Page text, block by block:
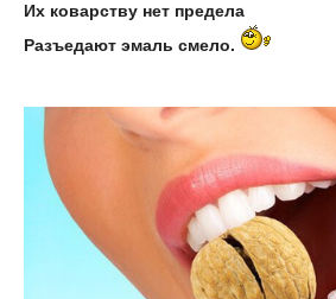
Их коварству нет предела
Разъедают эмаль смело.